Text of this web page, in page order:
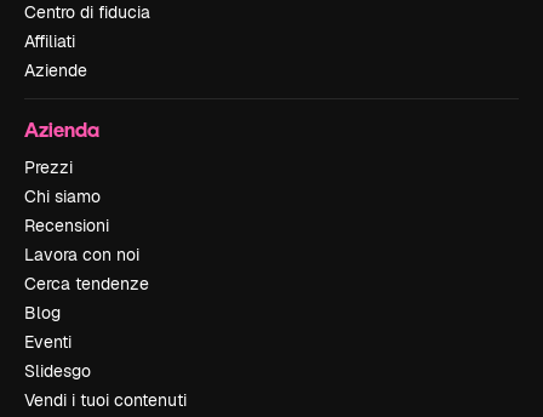
Centro di fiducia
Affiliati
Aziende
Azienda
Prezzi
Chi siamo
Recensioni
Lavora con noi
Cerca tendenze
Blog
Eventi
Slidesgo
Vendi i tuoi contenuti